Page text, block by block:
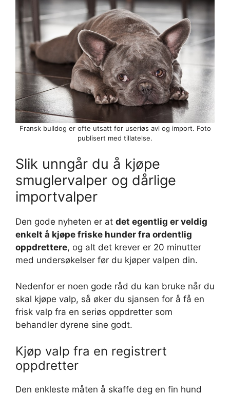
Fransk bulldog er ofte utsatt for useriøs avl og import. Foto
publisert med tillatelse.
Slik unngår du å kjøpe
smuglervalper og dårlige
importvalper
Den gode nyheten er at det egentlig er veldig
enkelt å kjøpe friske hunder fra ordentlig
oppdrettere, og alt det krever er 20 minutter
med undersøkelser før du kjøper valpen din.
Nedenfor er noen gode råd du kan bruke når du
skal kjøpe valp, så øker du sjansen for å få en
frisk valp fra en seriøs oppdretter som
behandler dyrene sine godt.
Kjøp valp fra en registrert
oppdretter
Den enkleste måten å skaffe deg en fin hund